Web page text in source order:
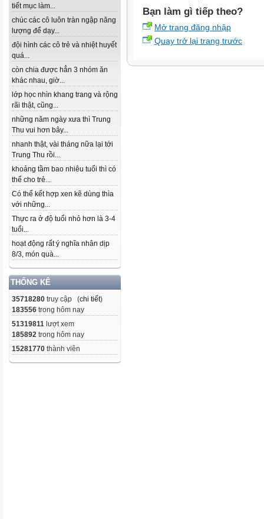
tiết mục làm...
chúc các cô luôn tràn ngập năng
lượng để dạy...
đội hình các cô trẻ và nhiệt huyết
quá...
còn chia được hẳn 3 nhóm ăn
khác nhau, giờ...
lớp học nhìn khang trang và rộng
rãi thật, cũng...
những năm ngày xưa thì Trung
Thu vui hơn bây...
nhanh thật, vài tháng nữa lại tới
Trung Thu rồi...
khoảng tầm bao nhiêu tuổi thì có
thể cho trẻ...
Có thể kết hợp xen kẽ dùng thìa
với những...
Thực ra ở độ tuổi nhỏ hơn là 3-4
tuổi...
hoạt động rất ý nghĩa nhân dịp
8/3, món quà...
THỐNG KÊ
35718280 truy cập (chi tiết)
183556 trong hôm nay
51319811 lượt xem
185892 trong hôm nay
15281770 thành viên
Bạn làm gì tiếp theo?
Mở trang đăng nhập
Quay trở lại trang trước